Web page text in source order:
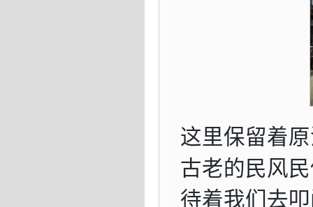
这里保留着
古老的民风
待着我们去